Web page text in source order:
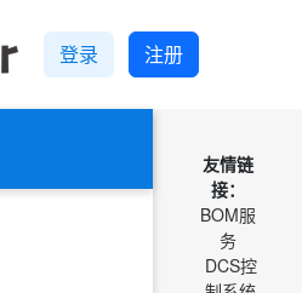
登录 注册
友情链
接：
BOM服
务
DCS控